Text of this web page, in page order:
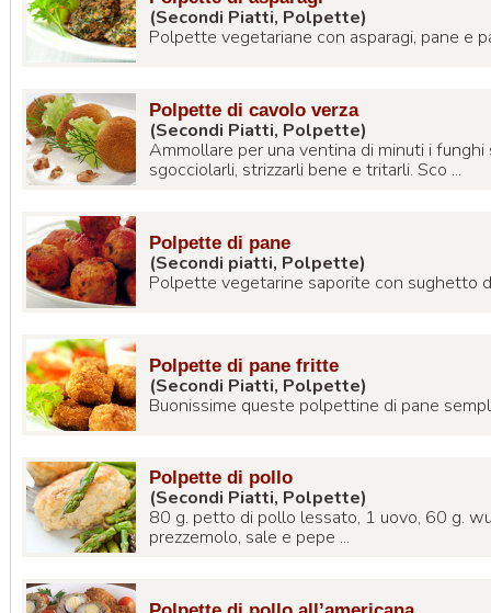
(Secondi Piatti, Polpette)
Polpette vegetariane con asparagi, pane e
Polpette di cavolo verza
(Secondi Piatti, Polpette)
Ammollare per una ventina di minuti i funghi
sgocciolarli, strizzarli bene e tritarli. Sco ...
Polpette di pane
(Secondi piatti, Polpette)
Polpette vegetarine saporite con sughetto
Polpette di pane fritte
(Secondi Piatti, Polpette)
Buonissime queste polpettine di pane
Polpette di pollo
(Secondi Piatti, Polpette)
80 g. petto di pollo lessato, 1 uovo, 60 g.
prezzemolo, sale e pepe ...